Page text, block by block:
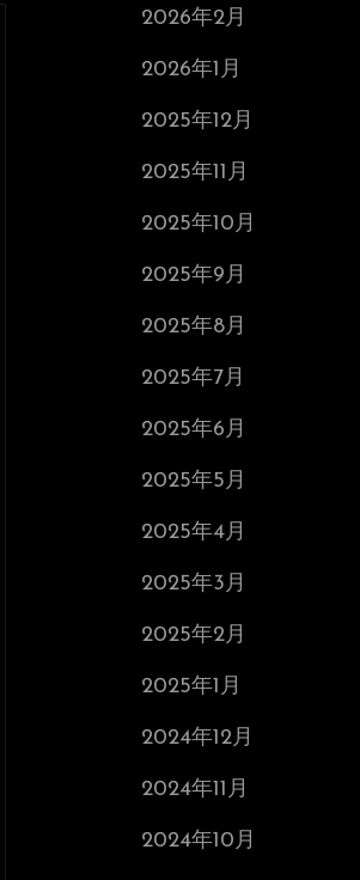
2026年2月
2026年1月
2025年12月
2025年11月
2025年10月
2025年9月
2025年8月
2025年7月
2025年6月
2025年5月
2025年4月
2025年3月
2025年2月
2025年1月
2024年12月
2024年11月
2024年10月